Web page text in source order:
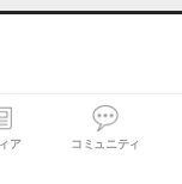
ア コミュニティ